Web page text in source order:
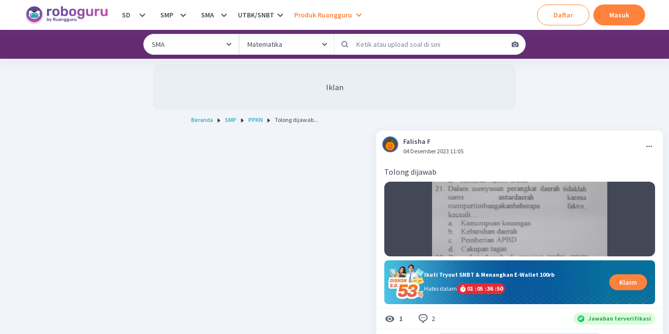
SD SMP SMA UTBK/SNBT Produk Ruangguru Daftar Masuk
Iklan
Beranda SMP PPKN Tolong dijawab...
Falisha F
04 Desember 2023 11:05
Tolong dijawab
Ikuti Tryout SNBT & Menangkan E-Wallet 100rb
Habis dalam
01 :05 :36 :50
Klaim
1 2 Jawaban terverifikasi